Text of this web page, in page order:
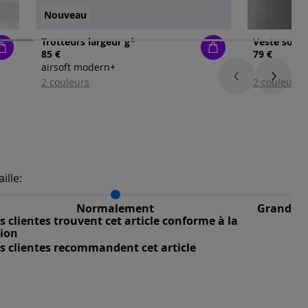
Nouveau
Trotteurs largeur g*
85 €
airsoft modern+
2 couleurs
Veste
79 €
2 couleurs
Normalement Grand
taillant selon les avis clients
: 0%
clientes trouvent cet article conforme à la
clientes recommandent cet article